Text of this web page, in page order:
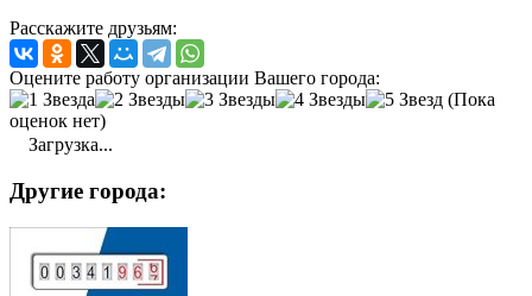
Расскажите друзьям:
Оцените работу организации Вашего города:
(Пока
оценок нет)
Загрузка...
Другие города: